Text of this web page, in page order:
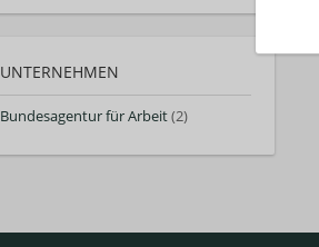
UNTERNEHMEN
Bundesagentur für Arbeit(2)